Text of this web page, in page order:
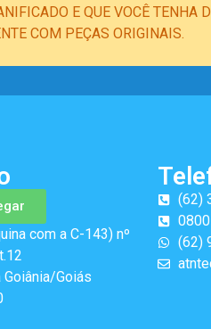
E QUE VOCÊ TENHA
COM PEÇAS ORIGINAIS.
com a C-143) nº
Goiás
(62)
(62)